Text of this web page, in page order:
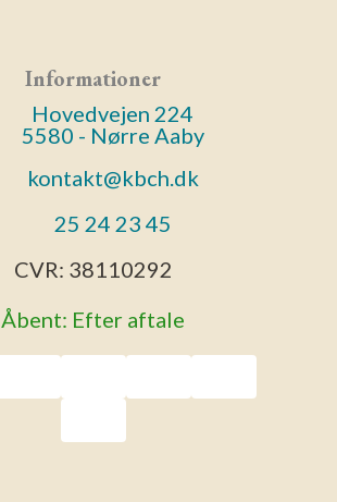
Informationer
Hovedvejen 224
5580 - Nørre Aaby
kontakt@kbch.dk
25 24 23 45
CVR: 38110292
Åbent: Efter aftale